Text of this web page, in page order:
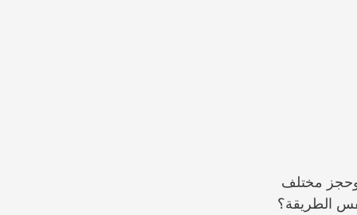
وحجز مختلف
الطريقة؟